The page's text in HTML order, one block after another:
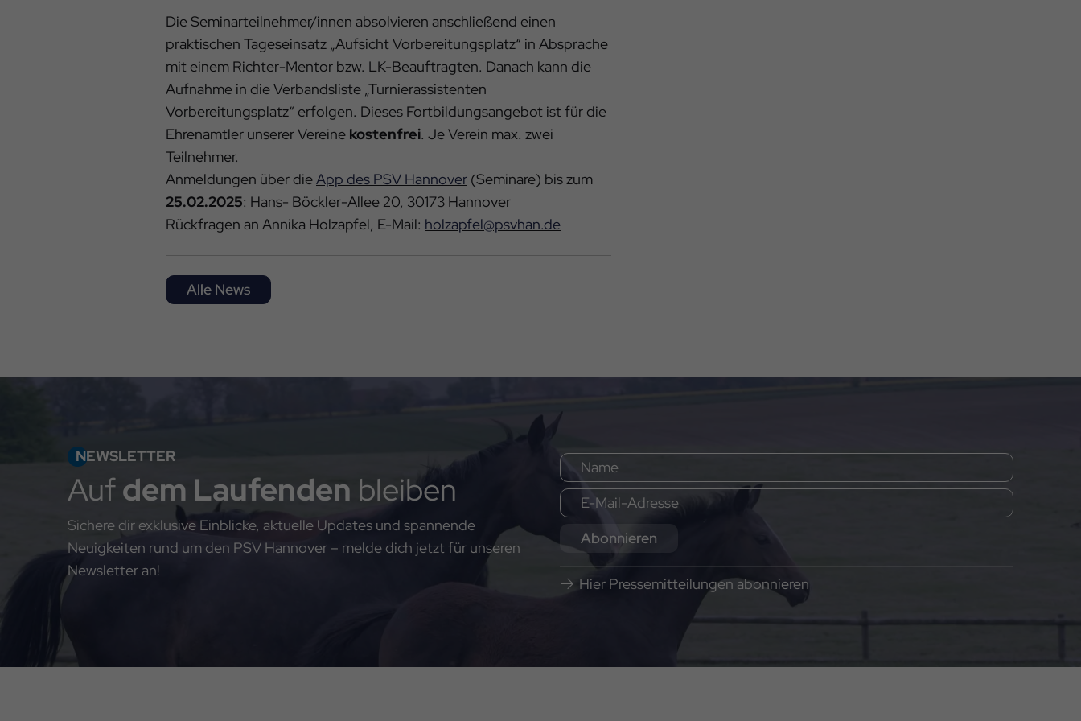
Die Seminarteilnehmer/innen absolvieren anschließend einen
praktischen Tageseinsatz „Aufsicht Vorbereitungsplatz“ in Absprache
mit einem Richter-Mentor bzw. LK-Beauftragten. Danach kann die
Aufnahme in die Verbandsliste „Turnierassistenten
Vorbereitungsplatz“ erfolgen. Dieses Fortbildungsangebot ist für die
Ehrenamtler unserer Vereine kostenfrei. Je Verein max. zwei
Teilnehmer.
Anmeldungen über dieApp des PSV Hannover (Seminare) bis zum
25.02.2025: Hans- Böckler-Allee 20, 30173 Hannover
Rückfragen an Annika Holzapfel, E-Mail: holzapfel@psvhan.de
Alle News
NEWSLETTER
Aufdem Laufenden bleiben
Sichere dir exklusive Einblicke, aktuelle Updates und spannende
Neuigkeiten rund um den PSV Hannover – melde dich jetzt für unseren
Newsletter an!
Abonnieren
Hier Pressemitteilungen abonnieren